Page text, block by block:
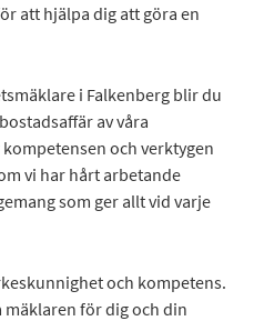
att hjälpa dig att göra en
i Falkenberg blir du
av våra
och verktygen
vi har hårt arbetande
som ger allt vid varje
och kompetens.
för dig och din